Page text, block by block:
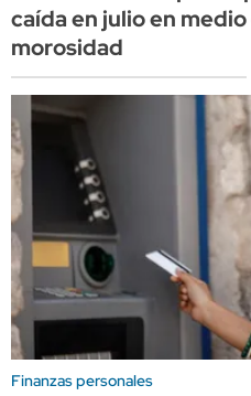
caída en julio en
morosidad
Finanzas personales